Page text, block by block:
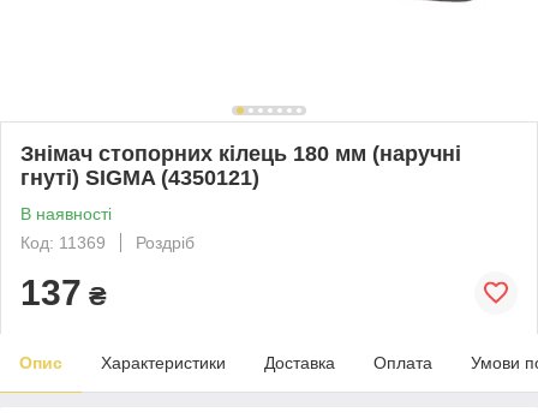
Знімач стопорних кілець 180 мм (наручні
гнуті) SIGMA (4350121)
В наявності
Код: 11369
Роздріб
137 ₴
Опис Характеристики Доставка Оплата Умови